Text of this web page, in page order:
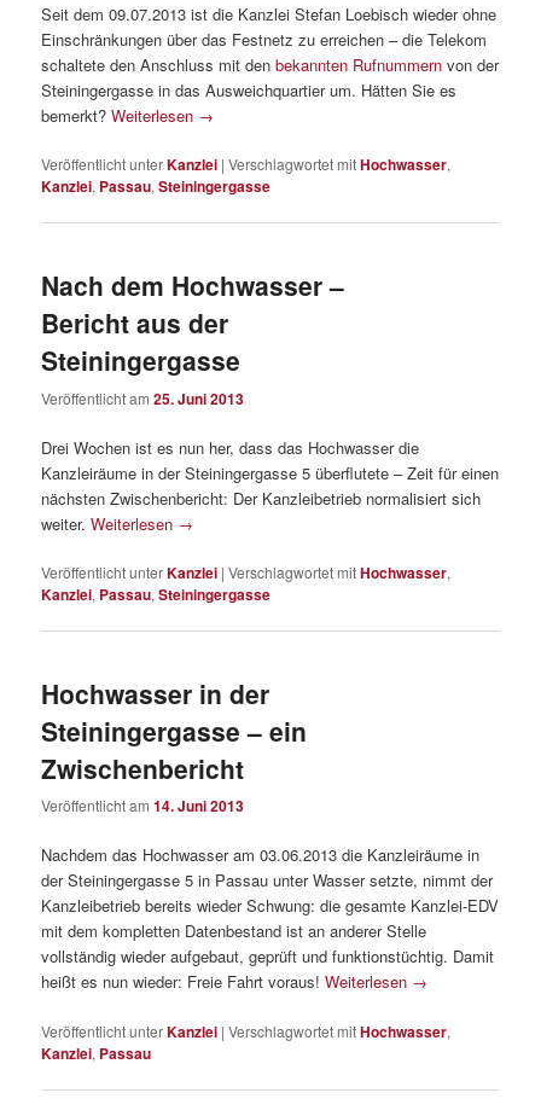
Seit dem 09.07.2013 ist die Kanzlei Stefan Loebisch wieder ohne
Einschränkungen über das Festnetz zu erreichen – die Telekom
schaltete den Anschluss mit denbekannten Rufnummern von der
Steiningergasse in das Ausweichquartier um. Hätten Sie es
bemerkt?Weiterlesen →
Veröffentlicht unterKanzlei |Verschlagwortet mitHochwasser,
Kanzlei, Passau,Steiningergasse
Nach dem Hochwasser –
Bericht aus der
Steiningergasse
Veröffentlicht am25. Juni 2013
Drei Wochen ist es nun her, dass das Hochwasser die
Kanzleiräume in der Steiningergasse 5 überflutete – Zeit für einen
nächsten Zwischenbericht: Der Kanzleibetrieb normalisiert sich
weiter.Weiterlesen →
Veröffentlicht unterKanzlei |Verschlagwortet mitHochwasser,
Kanzlei, Passau,Steiningergasse
Hochwasser in der
Steiningergasse – ein
Zwischenbericht
Veröffentlicht am14. Juni 2013
Nachdem das Hochwasser am 03.06.2013 die Kanzleiräume in
der Steiningergasse 5 in Passau unter Wasser setzte, nimmt der
Kanzleibetrieb bereits wieder Schwung: die gesamte Kanzlei-EDV
mit dem kompletten Datenbestand ist an anderer Stelle
vollständig wieder aufgebaut, geprüft und funktionstüchtig. Damit
heißt es nun wieder: Freie Fahrt voraus!Weiterlesen →
Veröffentlicht unterKanzlei |Verschlagwortet mitHochwasser,
Kanzlei, Passau